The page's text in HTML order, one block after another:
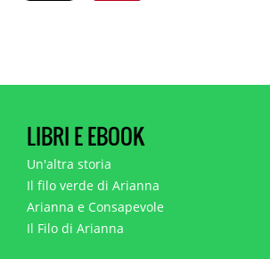
LIBRI E EBOOK
Un'altra storia
Il filo verde di Arianna
Arianna e Consapevole
Il Filo di Arianna